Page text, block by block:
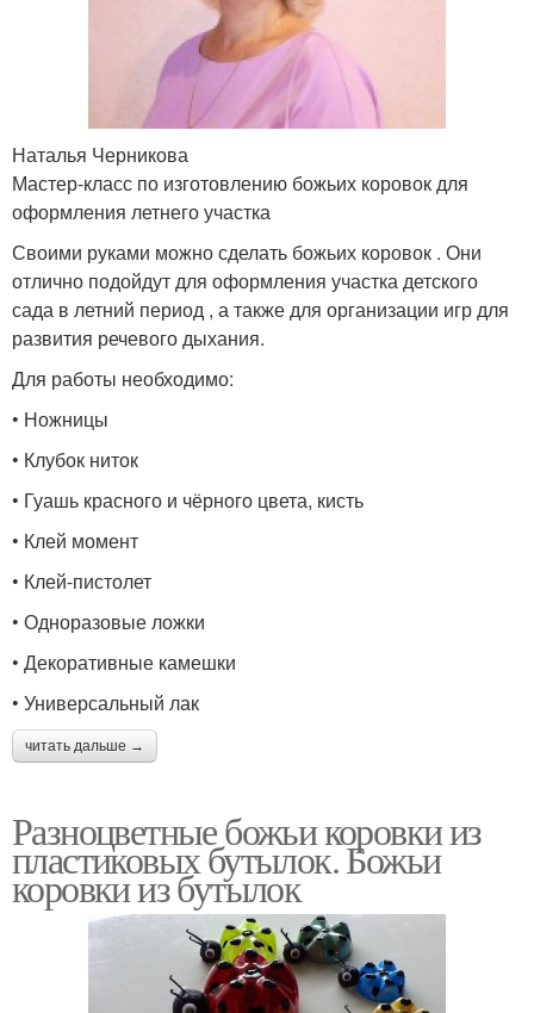
Наталья Черникова
Мастер-класс по изготовлению божьих коровок для
оформления летнего участка
Своими руками можно сделать божьих коровок . Они
отлично подойдут для оформления участка детского
сада в летний период , а также для организации игр для
развития речевого дыхания.
Для работы необходимо:
• Ножницы
• Клубок ниток
• Гуашь красного и чёрного цвета, кисть
• Клей момент
• Клей-пистолет
• Одноразовые ложки
• Декоративные камешки
• Универсальный лак
читать дальше →
Разноцветные божьи коровки из
пластиковых бутылок. Божьи
коровки из бутылок